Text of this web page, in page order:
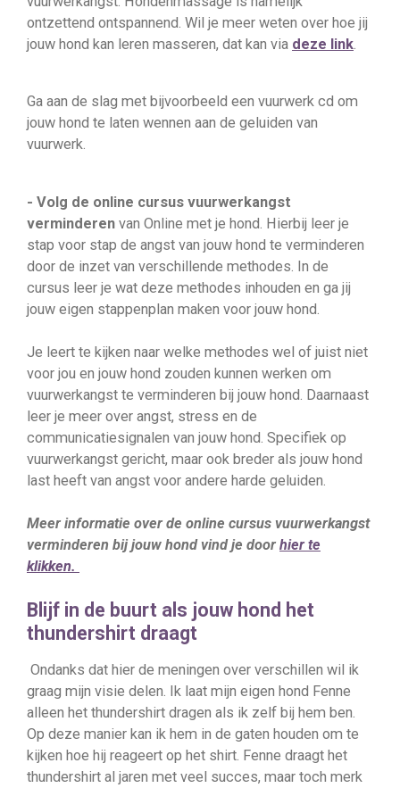
ontzettend ontspannend. Wil je meer weten over hoe jij
jouw hond kan leren masseren, dat kan via deze link.
Ga aan de slag met bijvoorbeeld een vuurwerk cd om
jouw hond te laten wennen aan de geluiden van
vuurwerk.
- Volg de online cursus vuurwerkangst
verminderen van Online met je hond. Hierbij leer je
stap voor stap de angst van jouw hond te verminderen
door de inzet van verschillende methodes. In de
cursus leer je wat deze methodes inhouden en ga jij
jouw eigen stappenplan maken voor jouw hond.
Je leert te kijken naar welke methodes wel of juist niet
voor jou en jouw hond zouden kunnen werken om
vuurwerkangst te verminderen bij jouw hond. Daarnaast
leer je meer over angst, stress en de
communicatiesignalen van jouw hond. Specifiek op
vuurwerkangst gericht, maar ook breder als jouw hond
last heeft van angst voor andere harde geluiden.
Meer informatie over de online cursus vuurwerkangst
verminderen bij jouw hond vind je door hier te
klikken.
Blijf in de buurt als jouw hond het
thundershirt draagt
Ondanks dat hier de meningen over verschillen wil ik
graag mijn visie delen. Ik laat mijn eigen hond Fenne
alleen het thundershirt dragen als ik zelf bij hem ben.
Op deze manier kan ik hem in de gaten houden om te
kijken hoe hij reageert op het shirt. Fenne draagt het
thundershirt al jaren met veel succes, maar toch merk